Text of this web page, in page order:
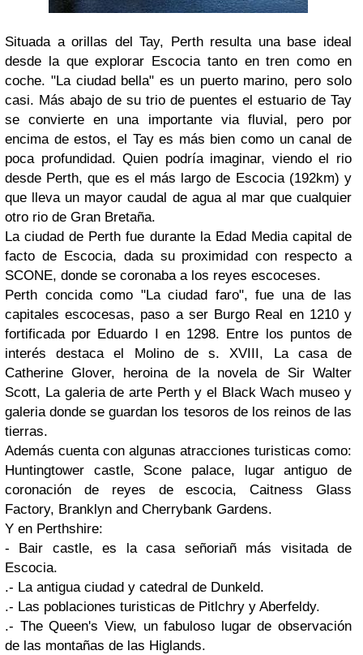
Situada a orillas del Tay, Perth resulta una base ideal
desde la que explorar Escocia tanto en tren como en
coche. "La ciudad bella" es un puerto marino, pero solo
casi. Más abajo de su trio de puentes el estuario de Tay
se convierte en una importante via fluvial, pero por
encima de estos, el Tay es más bien como un canal de
poca profundidad. Quien podría imaginar, viendo el rio
desde Perth, que es el más largo de Escocia (192km) y
que lleva un mayor caudal de agua al mar que cualquier
otro rio de Gran Bretaña.
La ciudad de Perth fue durante la Edad Media capital de
facto de Escocia, dada su proximidad con respecto a
SCONE, donde se coronaba a los reyes escoceses.
Perth concida como "La ciudad faro", fue una de las
capitales escocesas, paso a ser Burgo Real en 1210 y
fortificada por Eduardo I en 1298. Entre los puntos de
interés destaca el Molino de s. XVIII, La casa de
Catherine Glover, heroina de la novela de Sir Walter
Scott, La galeria de arte Perth y el Black Wach museo y
galeria donde se guardan los tesoros de los reinos de las
tierras.
Además cuenta con algunas atracciones turisticas como:
Huntingtower castle, Scone palace, lugar antiguo de
coronación de reyes de escocia, Caitness Glass
Factory, Branklyn and Cherrybank Gardens.
Y en Perthshire:
- Bair castle, es la casa señoriañ más visitada de
Escocia.
.- La antigua ciudad y catedral de Dunkeld.
.- Las poblaciones turisticas de Pitlchry y Aberfeldy.
.- The Queen's View, un fabuloso lugar de observación
de las montañas de las Higlands.